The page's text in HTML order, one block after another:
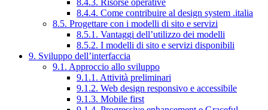
8.4.3. Risorse operative
8.4.4. Come contribuire al design system .italia
8.5. Progettare con i modelli di sito e servizi
8.5.1. Vantaggi dell’utilizzo dei modelli
8.5.2. I modelli di sito e servizi disponibili
9. Sviluppo dell’interfaccia
9.1. Approccio allo sviluppo
9.1.1. Attività preliminari
9.1.2. Web design responsivo e accessibile
9.1.3. Mobile first